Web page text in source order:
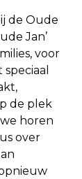
de Oude
Jan’
voor
de plek
horen
over